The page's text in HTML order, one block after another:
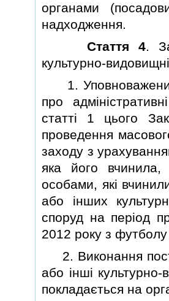
органами
надходження.
Стаття 4.
культурно-
1. Уповноважений
про
статтi 1 цього
проведення
заходу з
яка його
особами, якi
або iнших
споруд на перiод
2012 року з футболу
2. Виконання
або iншi культурно-
покладається на